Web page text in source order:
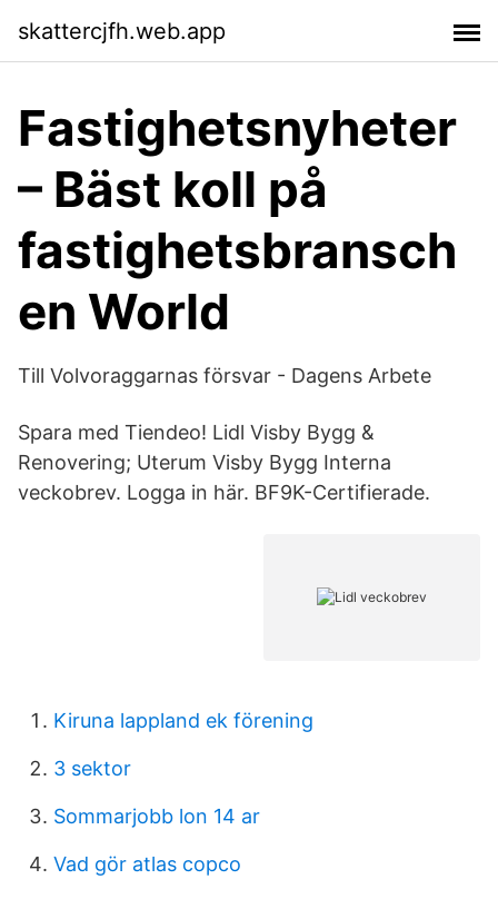
skattercjfh.web.app
Fastighetsnyheter
– Bäst koll på
fastighetsbransch
en World
Till Volvoraggarnas försvar - Dagens Arbete
Spara med Tiendeo! Lidl Visby Bygg &
Renovering; Uterum Visby Bygg Interna
veckobrev. Logga in här. BF9K-Certifierade.
Kiruna lappland ek förening
3 sektor
Sommarjobb lon 14 ar
Vad gör atlas copco